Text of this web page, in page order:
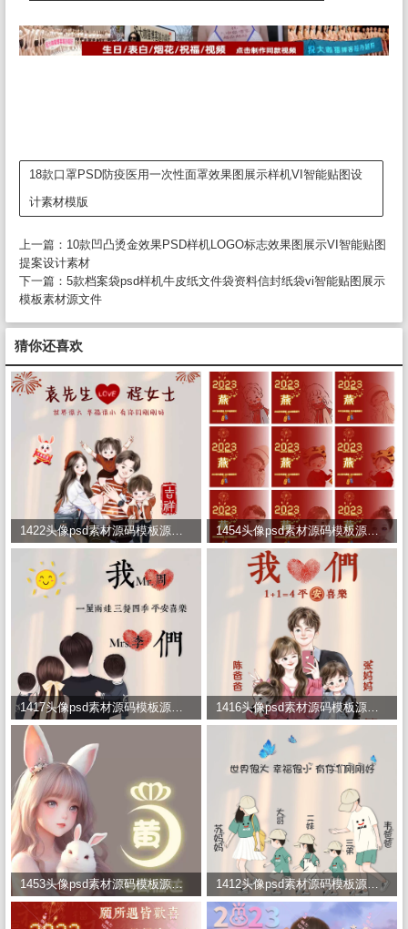
18款口罩PSD防疫医用一次性面罩效果图展示样机VI智能贴图设
计素材模版
上一篇： 10款凹凸烫金效果PSD样机LOGO标志效果图展示VI智能贴图
提案设计素材
下一篇： 5款档案袋psd样机牛皮纸文件袋资料信封纸袋vi智能贴图展示
模板素材源文件
猜你还喜欢
1422头像psd素材源码模板源文件 QQ微信抖音快手小红书很火的签名百家姓氏头像制作教程软件 1454头像psd素材源码模板源文件 QQ微信抖音快手小红书很火的签名百家姓氏头像制作教程软件
1417头像psd素材源码模板源文件 QQ微信抖音快手小红书很火的签名百家姓氏头像制作教程软件 1416头像psd素材源码模板源文件 QQ微信抖音快手小红书很火的签名百家姓氏头像制作教程软件
1453头像psd素材源码模板源文件 QQ微信抖音快手小红书很火的签名百家姓氏头像制作教程软件 1412头像psd素材源码模板源文件 QQ微信抖音快手小红书很火的签名百家姓氏头像制作教程软件